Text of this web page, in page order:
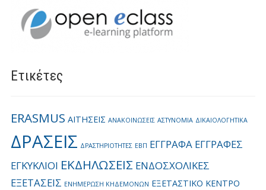
Ετικέτες
ERASMUS ΑΙΤΗΣΕΙΣ ΑΝΑΚΟΙΝΩΣΕΙΣ ΑΣΤΥΝΟΜΙΑ ΔΙΚΑΙΟΛΟΓΗΤΙΚΑ
ΔΡΑΣΕΙΣ ΔΡΑΣΤΗΡΙΟΤΗΤΕΣ ΕΒΠ ΕΓΓΡΑΦΑ ΕΓΓΡΑΦΕΣ
ΕΓΚΥΚΛΙΟΙ ΕΚΔΗΛΩΣΕΙΣ ΕΝΔΟΣΧΟΛΙΚΕΣ
ΕΞΕΤΑΣΕΙΣ ΕΝΗΜΕΡΩΣΗ ΚΗΔΕΜΟΝΩΝ ΕΞΕΤΑΣΤΙΚΟ ΚΕΝΤΡΟ